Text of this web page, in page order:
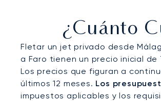
¿Cuánto
Fletar un jet privado desde
a Faro tienen un precio inicial de
Los precios que figuran a
últimos 12 meses. Los
impuestos aplicables y los